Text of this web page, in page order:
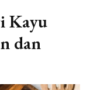
Kayu
dan